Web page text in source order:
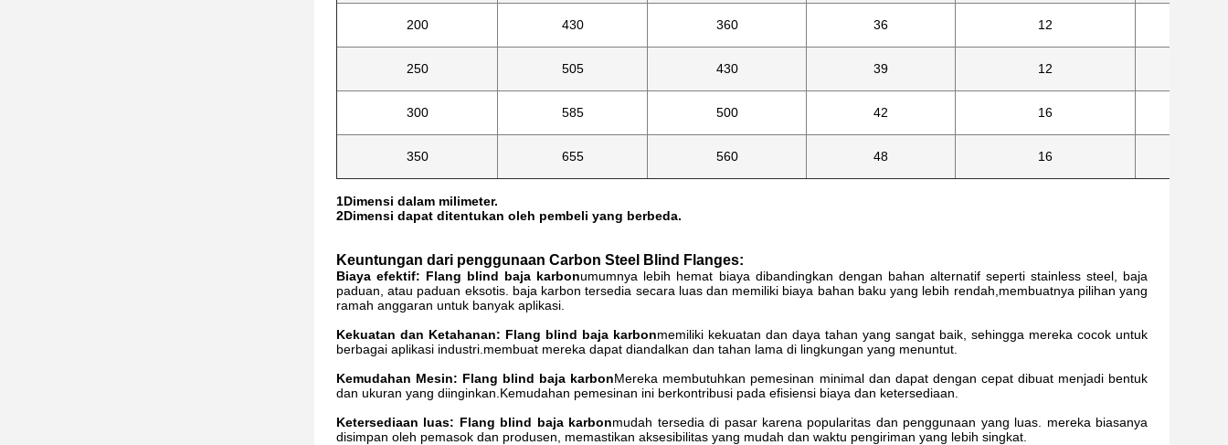
200 430 360 36 12
250 505 430 39 12
300 585 500 42 16
350 655 560 48 16
1Dimensi dalam milimeter.
2Dimensi dapat ditentukan oleh pembeli yang berbeda.
Keuntungan dari penggunaan Carbon Steel Blind Flanges:
Biaya efektif: Flang blind baja karbonumumnya lebih hemat biaya dibandingkan dengan bahan alternatif seperti stainless steel, baja
paduan, atau paduan eksotis. baja karbon tersedia secara luas dan memiliki biaya bahan baku yang lebih rendah,membuatnya pilihan yang
ramah anggaran untuk banyak aplikasi.
Kekuatan dan Ketahanan: Flang blind baja karbonmemiliki kekuatan dan daya tahan yang sangat baik, sehingga mereka cocok untuk
berbagai aplikasi industri.membuat mereka dapat diandalkan dan tahan lama di lingkungan yang menuntut.
Kemudahan Mesin: Flang blind baja karbonMereka membutuhkan pemesinan minimal dan dapat dengan cepat dibuat menjadi bentuk
dan ukuran yang diinginkan.Kemudahan pemesinan ini berkontribusi pada efisiensi biaya dan ketersediaan.
Ketersediaan luas: Flang blind baja karbonmudah tersedia di pasar karena popularitas dan penggunaan yang luas. mereka biasanya
disimpan oleh pemasok dan produsen, memastikan aksesibilitas yang mudah dan waktu pengiriman yang lebih singkat.